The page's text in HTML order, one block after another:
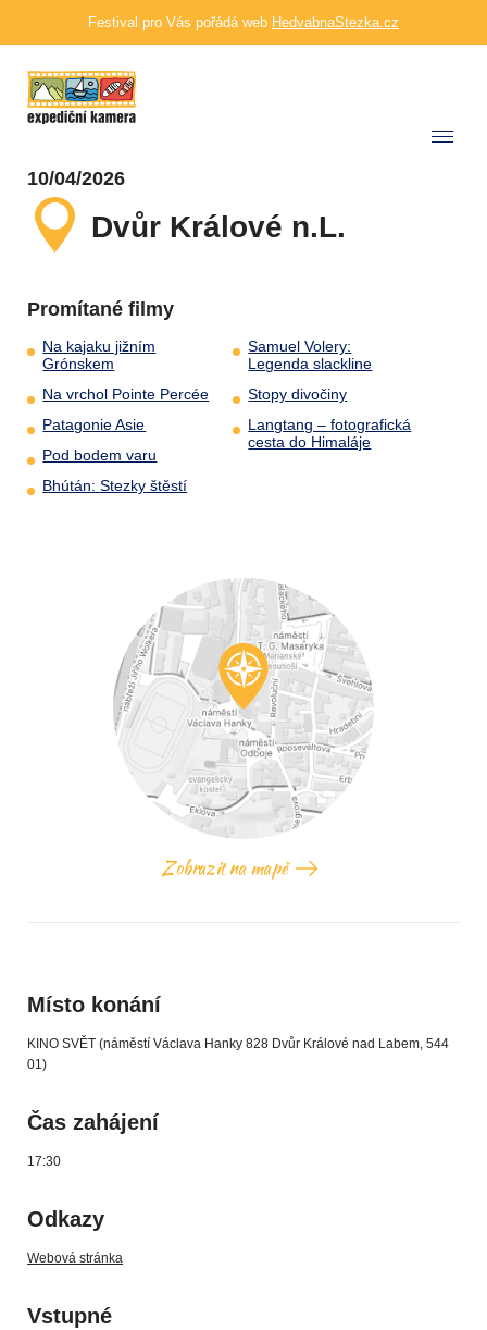
Festival pro Vás pořádá web HedvabnaStezka.cz
10/04/2026
Dvůr Králové n.L.
Promítané filmy
Na kajaku jižním
Grónskem
Na vrchol Pointe Percée
Patagonie Asie
Pod bodem varu
Bhútán: Stezky štěstí
Samuel Volery:
Legenda slackline
Stopy divočiny
Langtang – fotografická
cesta do Himaláje
Zobrazit na mapě
Místo konání
KINO SVĚT (náměstí Václava Hanky 828 Dvůr Králové nad Labem, 544
01)
Čas zahájení
17:30
Odkazy
Webová stránka
Vstupné